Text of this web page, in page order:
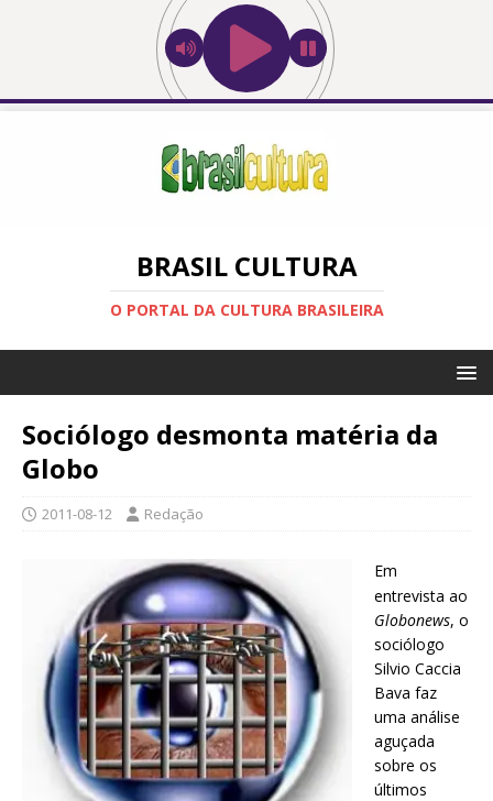
BRASIL CULTURA
O PORTAL DA CULTURA BRASILEIRA
Sociólogo desmonta matéria da
Globo
2011-08-12 Redação
Em
entrevista ao
Globonews, o
sociólogo
Silvio Caccia
Bava faz
uma análise
aguçada
sobre os
últimos